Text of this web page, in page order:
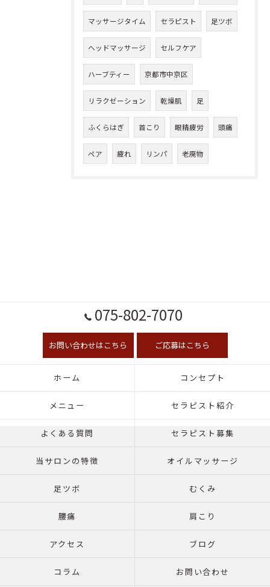
マッサージタイム セラピスト 足ツボ
ヘッドマッサージ セルフケア
ハーブティー 京都市中京区
リラクゼーション 乾燥肌 足
ふくらはぎ 首こり 眼精疲労 頭痛
ペア 疲れ リンパ 老廃物
075-802-7070
お問い合わせはこちら ご応募はこちら
ホーム コンセプト
メニュー セラピスト紹介
よくある質問 セラピスト募集
当サロンの特徴 オイルマッサージ
足ツボ むくみ
腰痛 肩こり
アクセス ブログ
コラム お問い合わせ